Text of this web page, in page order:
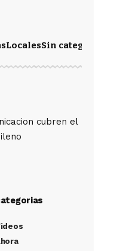
LocalesSin categoría
cubren el